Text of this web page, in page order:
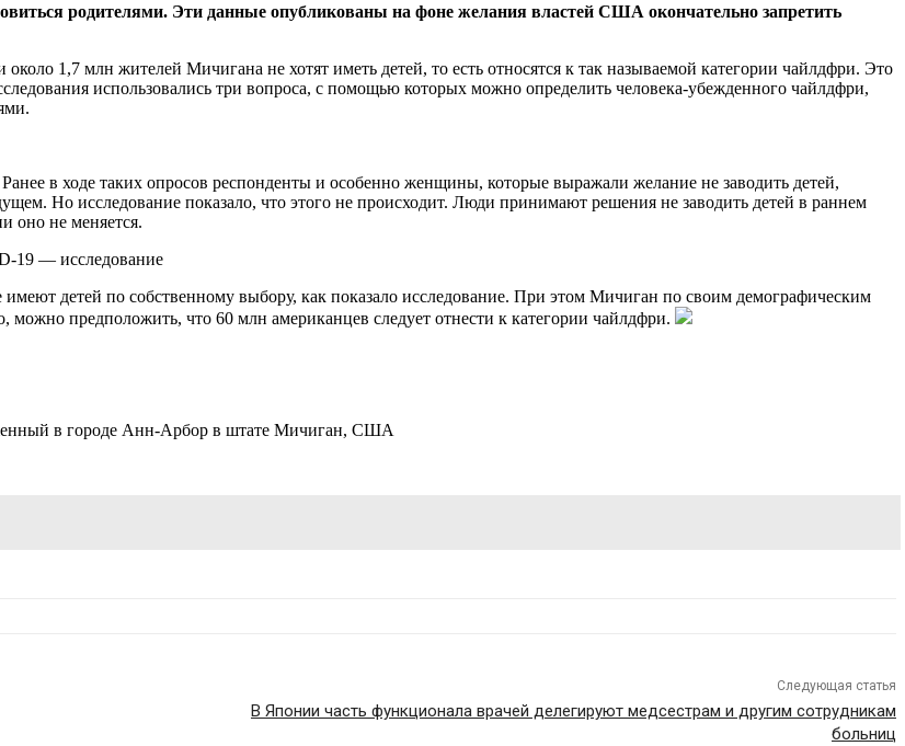
родителями. Эти данные опубликованы на фоне желания властей США окончательно запретить
1,7 млн жителей Мичигана не хотят иметь детей, то есть относятся к так называемой категории чайлдфри. Это
использовались три вопроса, с помощью которых можно определить человека-убежденного чайлдфри,
в ходе таких опросов респонденты и особенно женщины, которые выражали желание не заводить детей,
Но исследование показало, что этого не происходит. Люди принимают решения не заводить детей в раннем
оно не меняется.
19 — исследование
детей по собственному выбору, как показало исследование. При этом Мичиган по своим демографическим
предположить, что 60 млн американцев следует отнести к категории чайлдфри.
в городе Анн-Арбор в штате Мичиган, США
Следующая статья
В Японии часть функционала врачей делегируют медсестрам и другим сотрудникам
больниц